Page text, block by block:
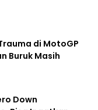
di MotoGP
Buruk Masih
Down